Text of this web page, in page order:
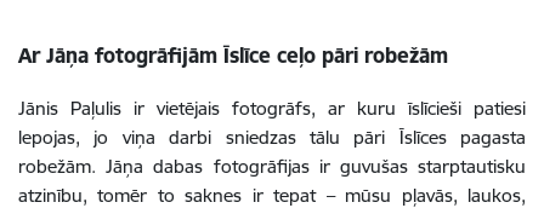
Ar Jāņa fotogrāfijām Īslīce ceļo pāri robežām
Jānis Paļulis ir vietējais fotogrāfs, ar kuru īslīcieši patiesi
lepojas, jo viņa darbi sniedzas tālu pāri Īslīces pagasta
robežām. Jāņa dabas fotogrāfijas ir guvušas starptautisku
atzinību, tomēr to saknes ir tepat – mūsu pļavās, laukos,